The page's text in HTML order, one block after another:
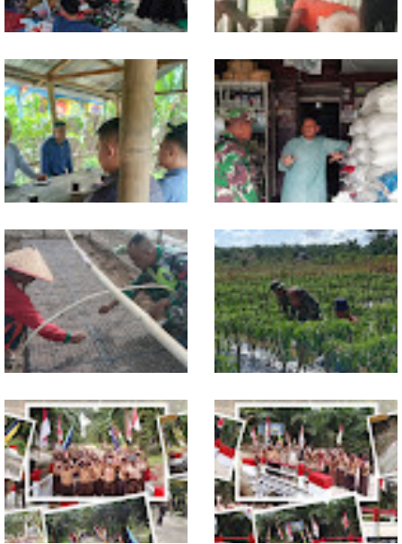
Dari Pasar Mingguan, Babinsa
Pantau Sembako dan Jaga
Kondusivitas Wilayah
Babinsa Ajak Warga Bergerak,
Penampungan Air Masjid Al
Hikmah Dibersihkan
Jelang Seleksi Komcad, Plh.
Pasiter Kodim
0118/Subulussalam Bekali
Pemuda dengan Motivasi
Komsos dengan Pedagang,
Babinsa Rundeng Cek
Ketersediaan Pupuk bagi
Petani
Dukung Petani, Babinsa Turun
Langsung Semai Bibit
Semangka di Sikalondang
Babinsa Dampingi Petani
Rawat Cabai, Dukung
Ketahanan Pangan